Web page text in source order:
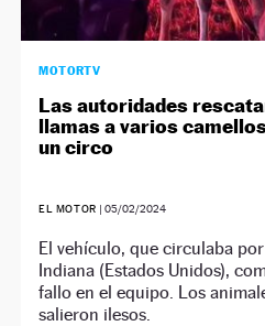
MOTORTV
Las autoridades
llamas a varios
un circo
EL MOTOR | 05/02/2024
El vehículo, que circulaba
Indiana (Estados Unidos),
fallo en el equipo. Los
salieron ilesos.